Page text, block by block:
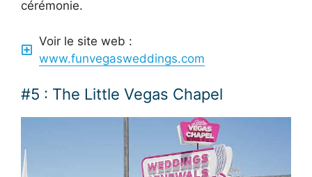
cérémonie.
Voir le site web :
www.funvegasweddings.com
#5 : The Little Vegas Chapel